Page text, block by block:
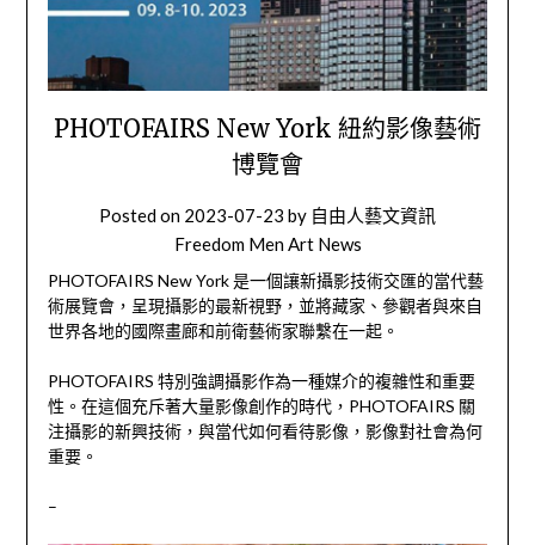
PHOTOFAIRS New York 紐約影像藝術
博覽會
Posted on 2023-07-23 by 自由人藝文資訊
Freedom Men Art News
PHOTOFAIRS New York 是一個讓新攝影技術交匯的當代藝
術展覽會，呈現攝影的最新視野，並將藏家、參觀者與來自
世界各地的國際畫廊和前衛藝術家聯繫在一起。
PHOTOFAIRS 特別強調攝影作為一種媒介的複雜性和重要
性。在這個充斥著大量影像創作的時代，PHOTOFAIRS 關
注攝影的新興技術，與當代如何看待影像，影像對社會為何
重要。
–